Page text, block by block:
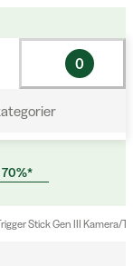
0
Stick Gen III Kamera/